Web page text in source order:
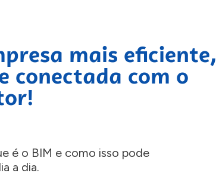
mais eficiente,
conectada com o
é o BIM e como isso pode
a dia.